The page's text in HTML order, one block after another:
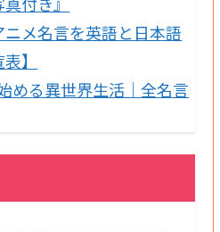
メ名言を英語と日本語
】
める異世界生活｜全名言